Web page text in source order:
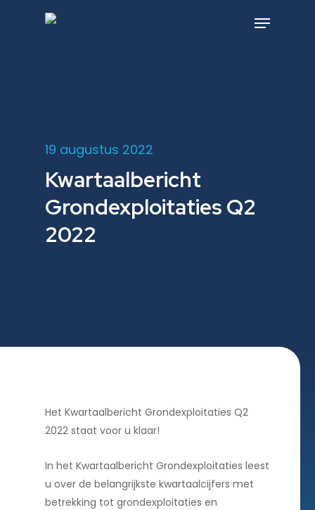
Menu
19 augustus 2022
Kwartaalbericht
Grondexploitaties Q2
2022
Het Kwartaalbericht Grondexploitaties Q2
2022 staat voor u klaar!
In het Kwartaalbericht Grondexploitaties leest
u over de belangrijkste kwartaalcijfers met
betrekking tot grondexploitaties en